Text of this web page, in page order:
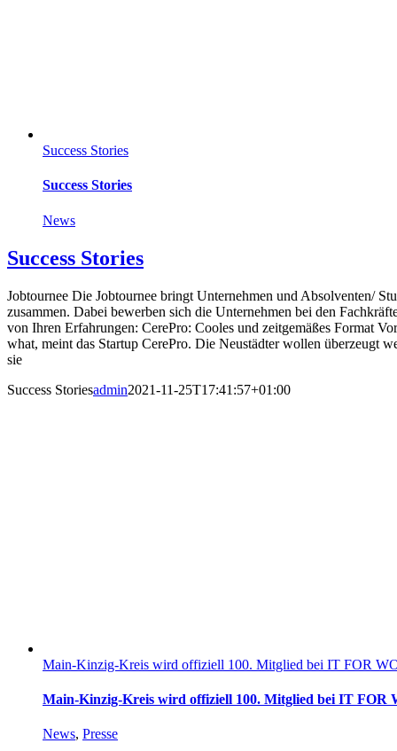
Success Stories
Success Stories
News
Success Stories
Jobtournee Die Jobtournee bringt Unternehmen und Absolventen/
zusammen. Dabei bewerben sich die Unternehmen bei den
von Ihren Erfahrungen: CerePro: Cooles und zeitgemäßes Format
what, meint das Startup CerePro. Die Neustädter wollen überzeugt
sie
Success Storiesadmin2021-11-25T17:41:57+01:00
Main-Kinzig-Kreis wird offiziell 100. Mitglied bei IT FOR
Main-Kinzig-Kreis wird offiziell 100. Mitglied bei IT FOR
News, Presse